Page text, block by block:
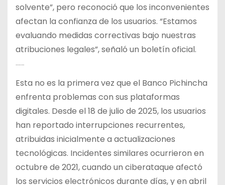
solvente”, pero reconoció que los inconvenientes
afectan la confianza de los usuarios. “Estamos
evaluando medidas correctivas bajo nuestras
atribuciones legales”, señaló un boletín oficial.
Esta no es la primera vez que el Banco Pichincha
enfrenta problemas con sus plataformas
digitales. Desde el 18 de julio de 2025, los usuarios
han reportado interrupciones recurrentes,
atribuidas inicialmente a actualizaciones
tecnológicas. Incidentes similares ocurrieron en
octubre de 2021, cuando un ciberataque afectó
los servicios electrónicos durante días, y en abril